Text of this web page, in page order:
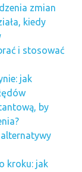
zmian
kiedy
i stosować
jak
by
alternatywy
kroku: jak